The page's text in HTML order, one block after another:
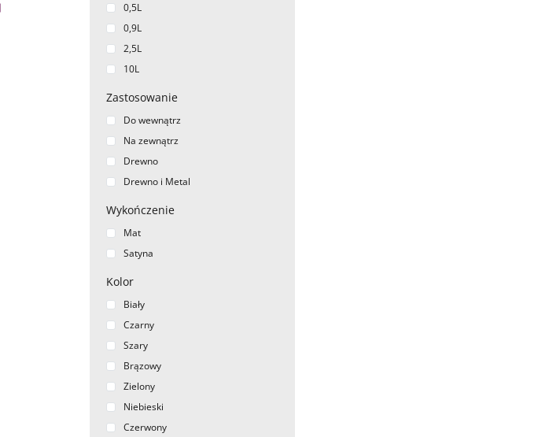
0,5L
0,9L
2,5L
10L
Zastosowanie
Do wewnątrz
Na zewnątrz
Drewno
Drewno i Metal
Wykończenie
Mat
Satyna
Kolor
Biały
Czarny
Szary
Brązowy
Zielony
Niebieski
Czerwony